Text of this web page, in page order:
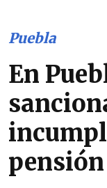
Puebla
En